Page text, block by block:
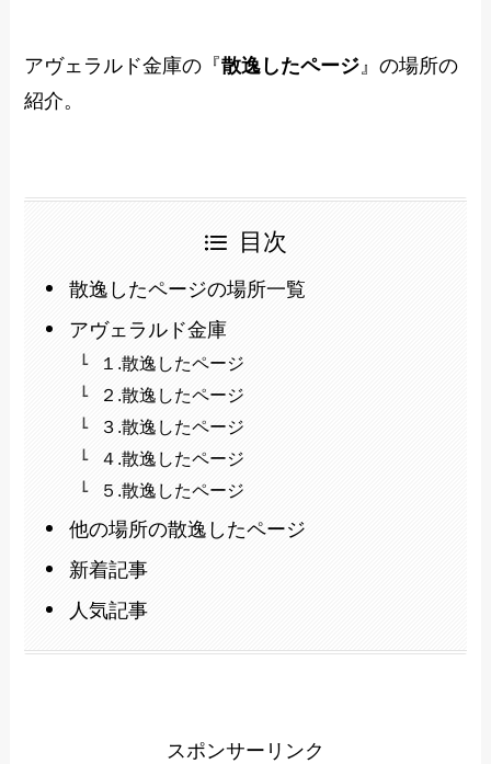
アヴェラルド金庫の『散逸したページ』の場所の
紹介。
目次
散逸したページの場所一覧
アヴェラルド金庫
１.散逸したページ
２.散逸したページ
３.散逸したページ
４.散逸したページ
５.散逸したページ
他の場所の散逸したページ
新着記事
人気記事
スポンサーリンク